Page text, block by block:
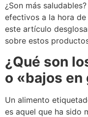
¿Son más
efectivos a la hora
este artículo
sobre estos
¿Qué son
o «bajos en
Un alimento
es aquel que ha sido